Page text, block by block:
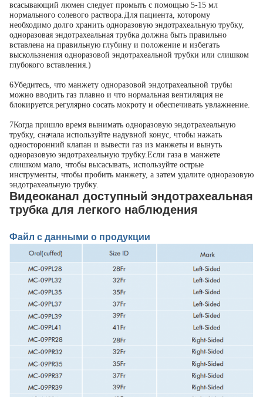
всасывающий люмен следует промыть с помощью 5-15 мл
нормального солевого раствора.Для пациента, которому
необходимо долго хранить одноразовую эндотрахеальную трубку,
одноразовая эндотрахеальная трубка должна быть правильно
вставлена на правильную глубину и положение и избегать
выскользнения одноразовой эндотрахеальной трубки или слишком
глубокого вставления.)
6Убедитесь, что манжету одноразовой эндотрахеальной трубы
можно вводить газ плавно и что нормальная вентиляция не
блокируется.регулярно сосать мокроту и обеспечивать увлажнение.
7Когда пришло время вынимать одноразовую эндотрахеальную
трубку, сначала используйте надувной конус, чтобы нажать
односторонний клапан и вывести газ из манжеты и вынуть
одноразовую эндотрахеальную трубку.Если газа в манжете
слишком мало, чтобы высасывать, используйте острые
инструменты, чтобы пробить манжету, а затем удалите одноразовую
эндотрахеальную трубку.
Видеоканал доступный эндотрахеальная
трубка для легкого наблюдения
Файл с данными о продукции